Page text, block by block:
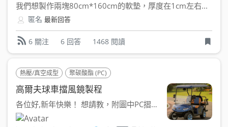
我們想製作兩塊80cm*160cm的軟墊，厚度在1cm左右...
匿名 最新回答
6 關注 6 回答 1468 閱讀
熱壓/真空成型 聚碳酸酯 (PC)
高爾夫球車擋風鏡製程
各位好,新年快樂！ 想請教，附圖中PC摺疊擋風鏡是用「熱...